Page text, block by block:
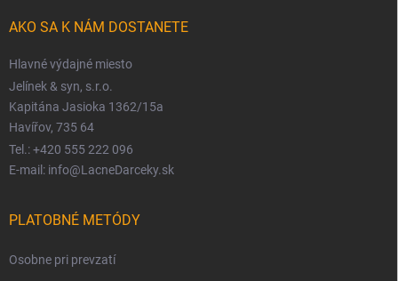
AKO SA K NÁM DOSTANETE
Hlavné výdajné miesto
Jelínek & syn, s.r.o.
Kapitána Jasioka 1362/15a
Havířov, 735 64
Tel.: +420 555 222 096
E-mail: info@LacneDarceky.sk
PLATOBNÉ METÓDY
Osobne pri prevzatí